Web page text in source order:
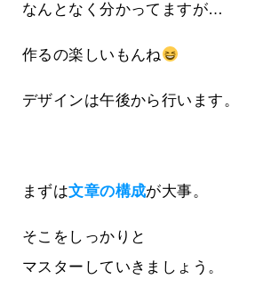
なんとなく分かってますが…
作るの楽しいもんね
デザインは午後から行います。
まずは文章の構成が大事。
そこをしっかりと
マスターしていきましょう。